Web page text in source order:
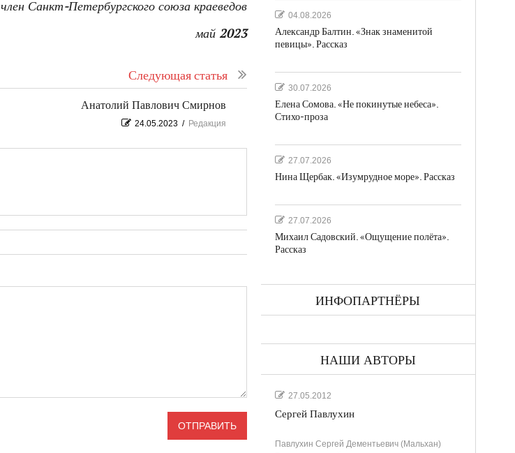
член Санкт-Петербургского союза краеведов
май 2023
Следующая статья
Анатолий Павлович Смирнов
24.05.2023 / Редакция
04.08.2026
Александр Балтин. «Знак знаменитой
певицы». Рассказ
30.07.2026
Елена Сомова. «Не покинутые небеса».
Стихо-проза
27.07.2026
Нина Щербак. «Изумрудное море». Рассказ
27.07.2026
Михаил Садовский. «Ощущение полёта».
Рассказ
ИНФОПАРТНЁРЫ
НАШИ АВТОРЫ
27.05.2012
Сергей Павлухин
Павлухин Сергей Дементьевич (Мальхан)